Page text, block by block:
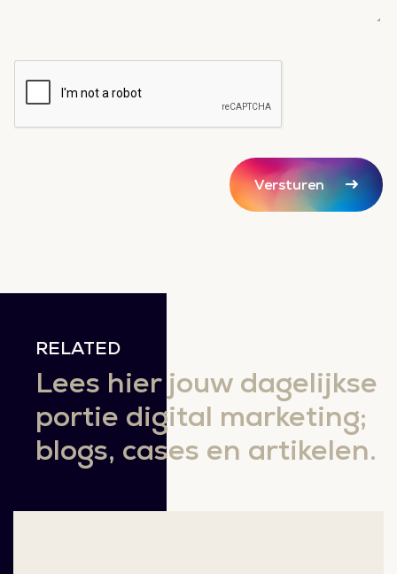
Versturen
RELATED
Lees hier jouw dagelijkse
portie digital marketing;
blogs, cases en artikelen.